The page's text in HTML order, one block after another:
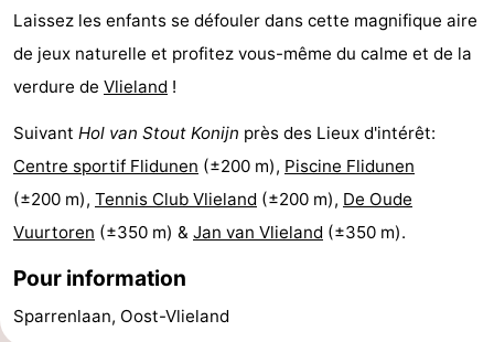
Wadden
manger
Pratiques
Forum
Route
-
Stationnement
Saut
des
Wadden
Adresses
Médicales
Région
Laissez les enfants se défouler dans cette magnifique aire
de jeux naturelle et profitez vous-même du calme et de la
verdure de Vlieland !
Suivant Hol van Stout Konijn près des Lieux d'intérêt:
Centre sportif Flidunen (±200 m), Piscine Flidunen
(±200 m), Tennis Club Vlieland (±200 m), De Oude
Vuurtoren (±350 m) & Jan van Vlieland (±350 m).
Pour information
Sparrenlaan, Oost-Vlieland